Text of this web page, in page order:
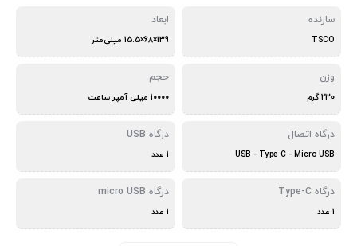
سازنده
TSCO
ابعاد
139×68×15.5 میلی‌متر
وزن
230 گرم
حجم
10000 میلی آمپر ساعت
درگاه اتصال
USB - Type C - Micro USB
درگاه USB
1 عدد
درگاه Type-C
1 عدد
درگاه micro USB
1 عدد